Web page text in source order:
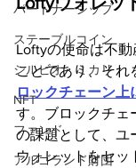
パートナーシップ
ステーブルコイン
シルビオ・ミカリ
NFT
ファンド
アルゴランド財団
Loftyの使命は不
ことであり、それ
ロックチェーン上
す。ブロックチェ
の課題として、ユ
ウォレットをセッ